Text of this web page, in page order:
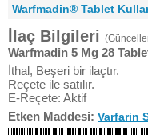
Warfmadin® Tablet
İlaç Bilgileri
Warfmadin 5 Mg 28
İthal, Beşeri bir ilaçtır.
Reçete ile satılır.
E-Reçete: Aktif
Etken Maddesi: Varfarin